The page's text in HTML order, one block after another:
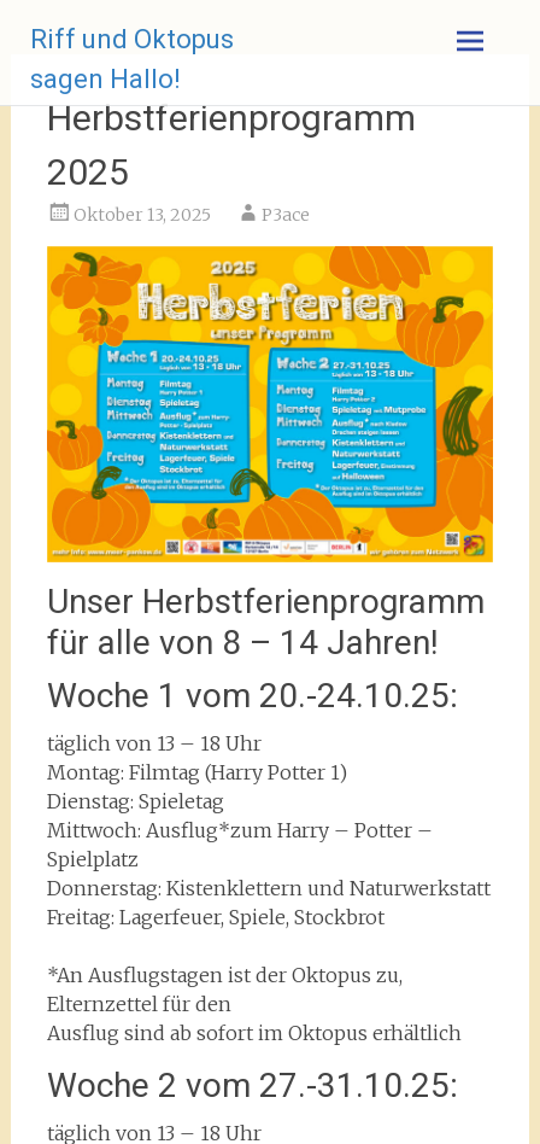
Inhalt
springen
Riff und Oktopus
sagen Hallo!
Herbstferienprogramm
2025
Oktober 13, 2025 P3ace
Unser Herbstferienprogramm
für alle von 8 – 14 Jahren!
Woche 1 vom 20.-24.10.25:
täglich von 13 – 18 Uhr
Montag: Filmtag (Harry Potter 1)
Dienstag: Spieletag
Mittwoch: Ausflug*zum Harry – Potter –
Spielplatz
Donnerstag: Kistenklettern und Naturwerkstatt
Freitag: Lagerfeuer, Spiele, Stockbrot
*An Ausflugstagen ist der Oktopus zu,
Elternzettel für den
Ausflug sind ab sofort im Oktopus erhältlich
Woche 2 vom 27.-31.10.25:
täglich von 13 – 18 Uhr